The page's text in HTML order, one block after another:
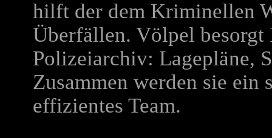
hilft der dem Kriminellen
Überfällen. Völpel
Polizeiarchiv: Lagepläne,
Zusammen werden sie ein
effizientes Team.